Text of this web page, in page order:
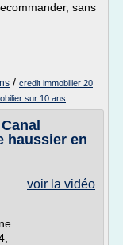
sans
/ credit immobilier 20
sur 10 ans
haussier en
voir la vidéo